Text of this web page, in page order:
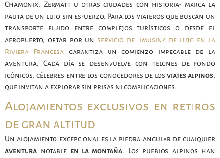
Chamonix, Zermatt u otras ciudades con historia- marca la
pauta de un lujo sin esfuerzo. Para los viajeros que buscan un
transporte fluido entre complejos turísticos o desde el
aeropuerto, optar por un servicio de limusina de lujo en la
Riviera Francesagarantiza un comienzo impecable de la
aventura. Cada día se desenvuelve con telones de fondo
icónicos, célebres entre los conocedores de losviajes alpinos,
que invitan a explorar sin prisas ni complicaciones.
Alojamientos exclusivos en retiros
de gran altitud
Un alojamiento excepcional es la piedra angular de cualquier
aventura notable en la montaña. Los pueblos alpinos han